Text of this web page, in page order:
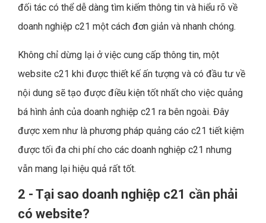
đối tác có thể dễ dàng tìm kiếm thông tin và hiểu rõ về
doanh nghiệp c21 một cách đơn giản và nhanh chóng.
Không chỉ dừng lại ở việc cung cấp thông tin, một
website c21 khi được thiết kế ấn tượng và có đầu tư về
nội dung sẽ tạo được điều kiện tốt nhất cho việc quảng
bá hình ảnh của doanh nghiệp c21 ra bên ngoài. Đây
được xem như là phương pháp quảng cáo c21 tiết kiệm
được tối đa chi phí cho các doanh nghiệp c21 nhưng
vẫn mang lại hiệu quả rất tốt.
2 - Tại sao doanh nghiệp c21 cần phải
có website?